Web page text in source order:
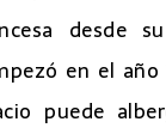
desde
en el
puede